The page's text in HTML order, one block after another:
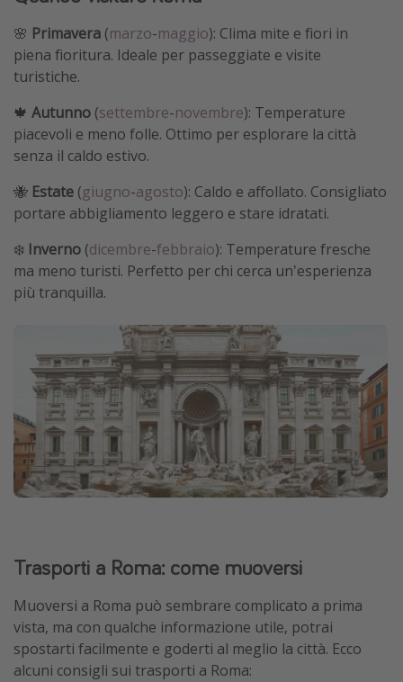
🌸 Primavera (marzo-maggio): Clima mite e fiori in
piena fioritura. Ideale per passeggiate e visite
turistiche.
🍁 Autunno (settembre-novembre): Temperature
piacevoli e meno folle. Ottimo per esplorare la città
senza il caldo estivo.
🐝 Estate (giugno-agosto): Caldo e affollato. Consigliato
portare abbigliamento leggero e stare idratati.
❄️ Inverno (dicembre-febbraio): Temperature fresche
ma meno turisti. Perfetto per chi cerca un'esperienza
più tranquilla.
Trasporti a Roma: come muoversi
Muoversi a Roma può sembrare complicato a prima
vista, ma con qualche informazione utile, potrai
spostarti facilmente e goderti al meglio la città. Ecco
alcuni consigli sui trasporti a Roma: